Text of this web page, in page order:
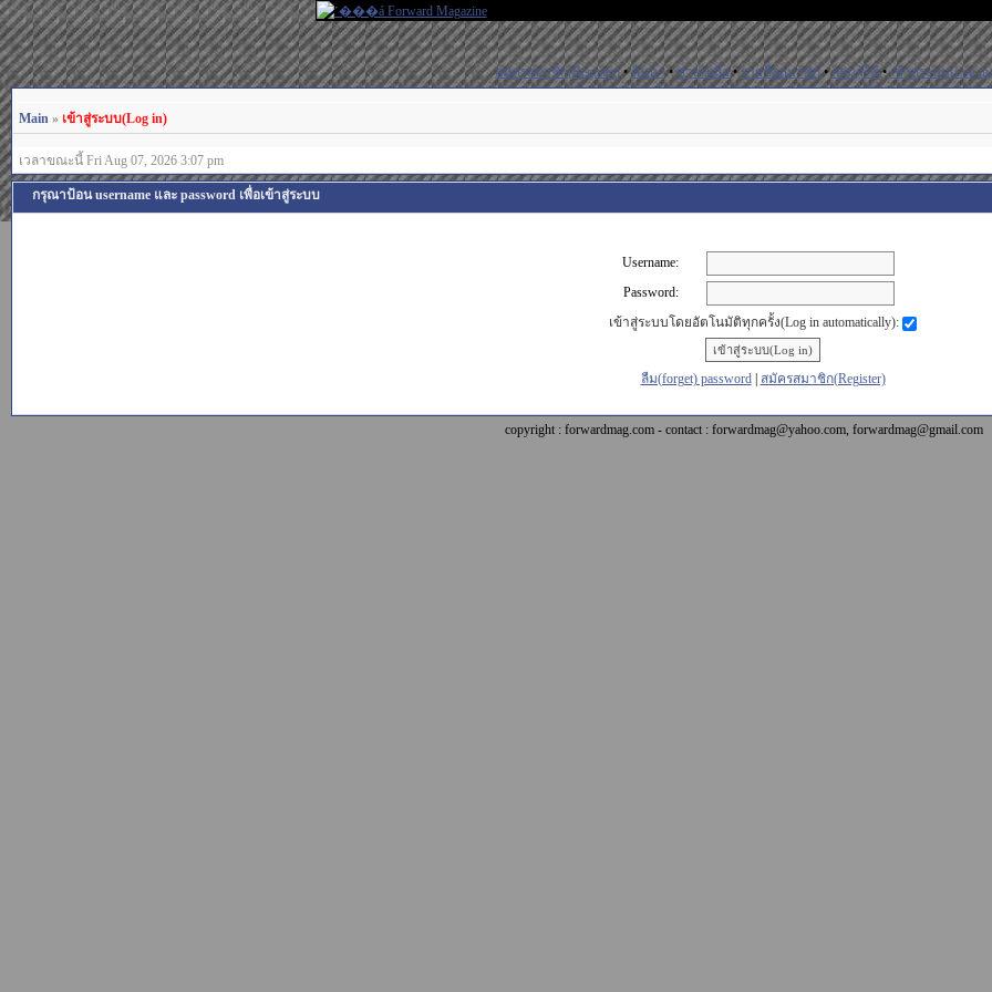
สมัครสมาชิก(Register)•ค้นหา•ช่วยเหลือ•รายชื่อสมาชิก•กลุ่มผู้ใช้•เข้าสู่ระบบ(Log in)
Main » เข้าสู่ระบบ(Log in)
เวลาขณะนี้ Fri Aug 07, 2026 3:07 pm
กรุณาป้อน username และ password เพื่อเข้าสู่ระบบ
Username:
Password:
เข้าสู่ระบบโดยอัตโนมัติทุกครั้ง(Log in automatically):
ลืม(forget) password| สมัครสมาชิก(Register)
copyright : forwardmag.com - contact : forwardmag@yahoo.com, forwardmag@gmail.com